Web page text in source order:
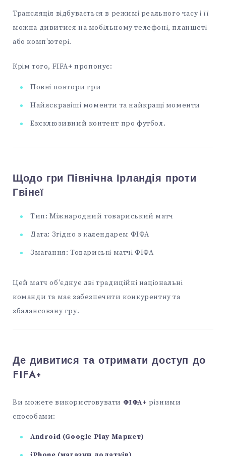
Трансляція відбувається в режимі реального часу і її
можна дивитися на мобільному телефоні, планшеті
або комп'ютері.
Крім того, FIFA+ пропонує:
Повні повтори гри
Найяскравіші моменти та найкращі моменти
Ексклюзивний контент про футбол.
Щодо гри Північна Ірландія проти
Гвінеї
Тип: Міжнародний товариський матч
Дата: Згідно з календарем ФІФА
Змагання: Товариські матчі ФІФА
Цей матч об'єднує дві традиційні національні
команди та має забезпечити конкурентну та
збалансовану гру.
Де дивитися та отримати доступ до
FIFA+
Ви можете використовувати ФІФА+ різними
способами:
Android (Google Play Маркет)